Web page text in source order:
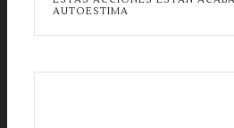
AUTOESTIMA